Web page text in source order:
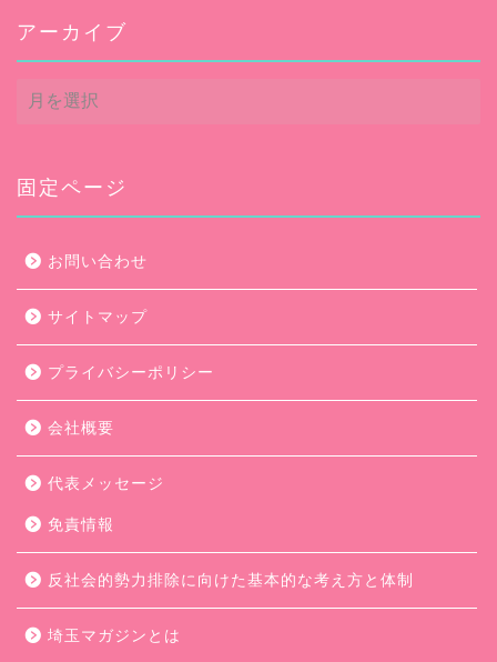
アーカイブ
ア
ー
ブ
固定ページ
お問い合わせ
サイトマップ
プライバシーポリシー
会社概要
代表メッセージ
免責情報
反社会的勢力排除に向けた基本的な考え方と体制
埼玉マガジンとは